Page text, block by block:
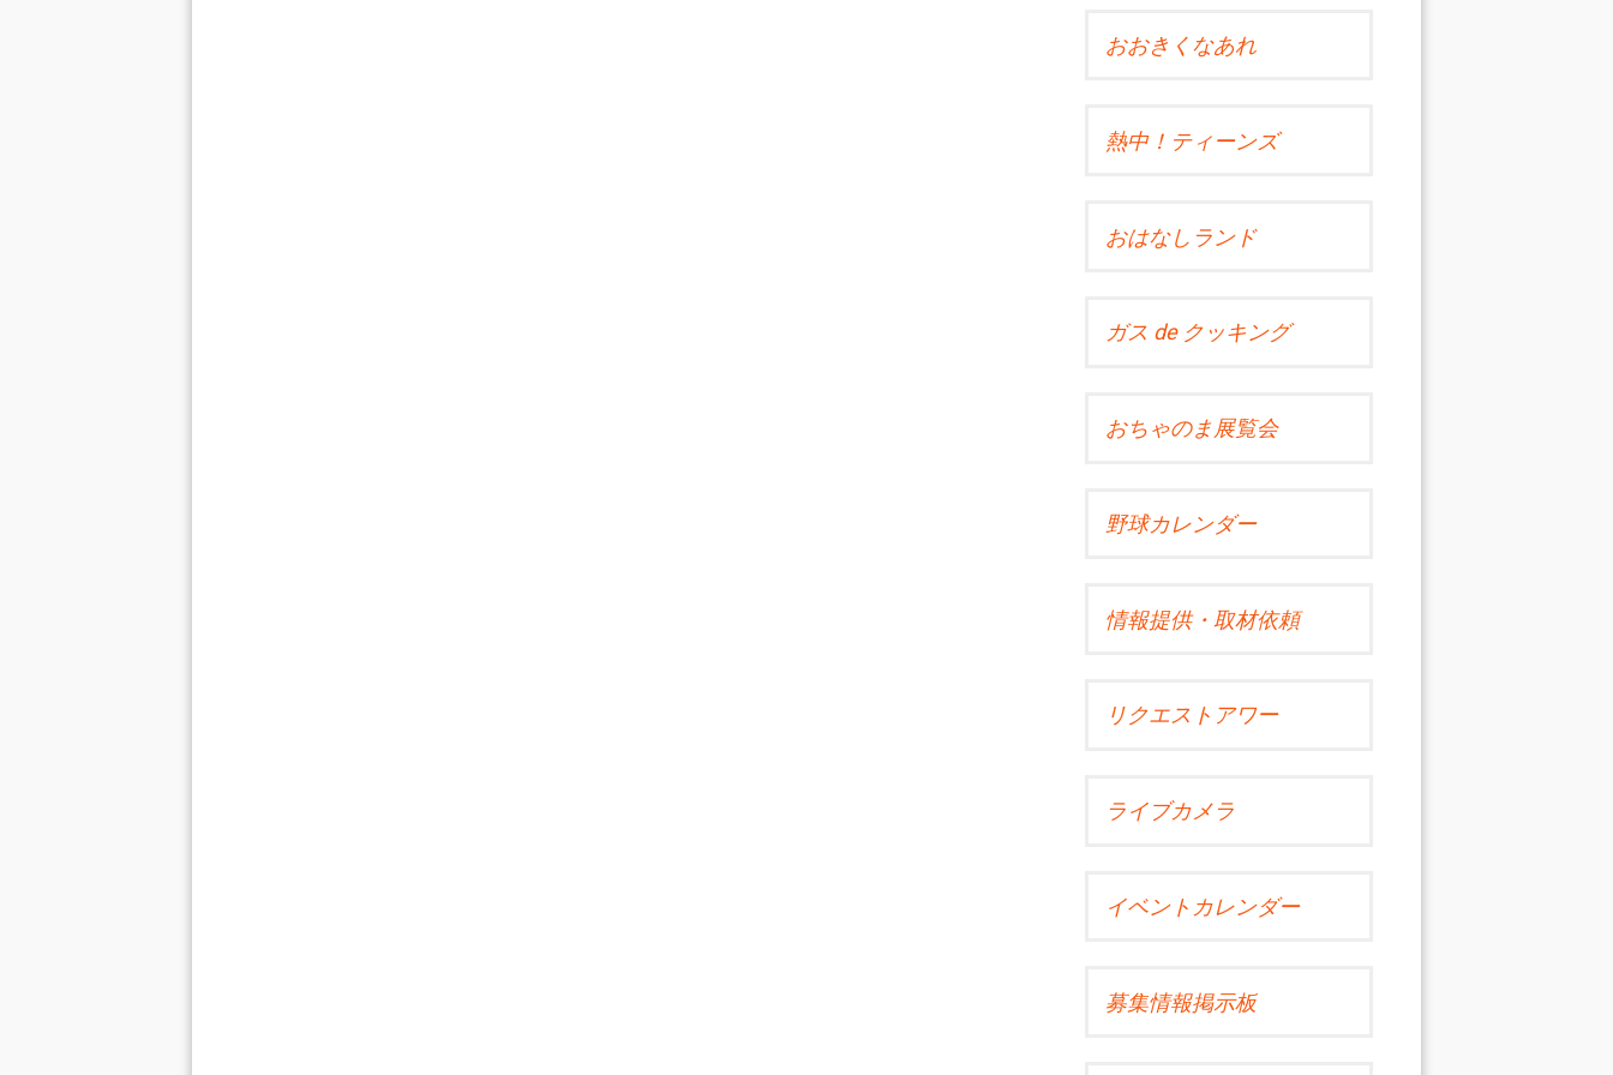
おおきくなあれ
熱中！ティーンズ
おはなしランド
ガス de クッキング
おちゃのま展覧会
野球カレンダー
情報提供・取材依頼
リクエストアワー
ライブカメラ
イベントカレンダー
募集情報掲示板